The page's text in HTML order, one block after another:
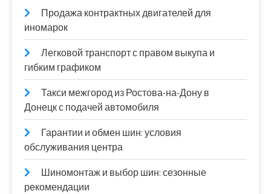
Продажа контрактных двигателей для
иномарок
Легковой транспорт с правом выкупа и
гибким графиком
Такси межгород из Ростова-на-Дону в
Донецк с подачей автомобиля
Гарантии и обмен шин: условия
обслуживания центра
Шиномонтаж и выбор шин: сезонные
рекомендации